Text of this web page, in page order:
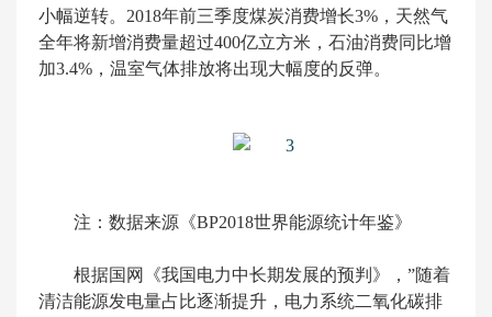
小幅逆转。2018年前三季度煤炭消费增长3%，天然气
全年将新增消费量超过400亿立方米，石油消费同比增
加3.4%，温室气体排放将出现大幅度的反弹。
注：数据来源《BP2018世界能源统计年鉴》
根据国网《我国电力中长期发展的预判》，”随着
清洁能源发电量占比逐渐提升，电力系统二氧化碳排